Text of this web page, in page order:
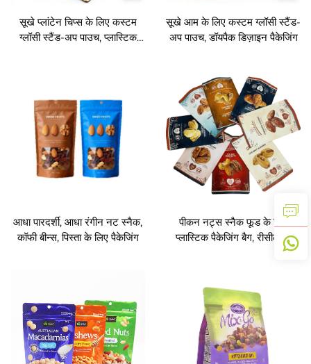
सूखे प्लांटेन चिप्स के लिए कस्टम
ग्लॉसी स्टैंड-अप पाउच, प्लास्टिक
सूखे आम के लिए कस्टम ग्लॉसी स्टैंड-
अप पाउच, डॉयपैक डिज़ाइन पैकेजिंग
आधा पारदर्शी, आधा रंगीन नट स्नैक,
कॉफी बीन्स, पिस्ता के लिए पैकेजिंग
पीकन नट्स स्नैक फूड के लिए
प्लास्टिक पैकेजिंग बैग, रीसीलेबल
ज़िपर के साथ स्टैंड-अप पाउच